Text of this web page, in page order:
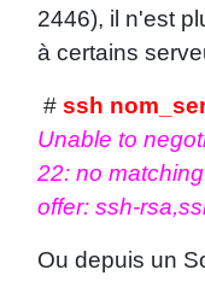
2446), il n'est
à certains
# ssh
Unable to
22: no
offer: ssh-
Ou depuis un